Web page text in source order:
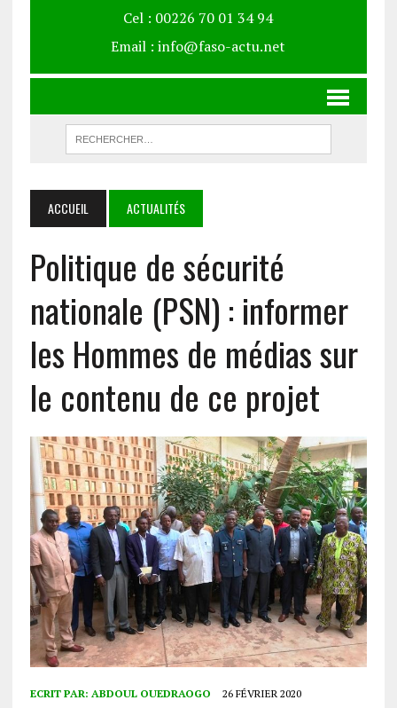
Cel : 00226 70 01 34 94
Email : info@faso-actu.net
ACCUEIL ACTUALITÉS
Politique de sécurité
nationale (PSN) : informer
les Hommes de médias sur
le contenu de ce projet
ECRIT PAR: ABDOUL OUEDRAOGO 26 FÉVRIER 2020